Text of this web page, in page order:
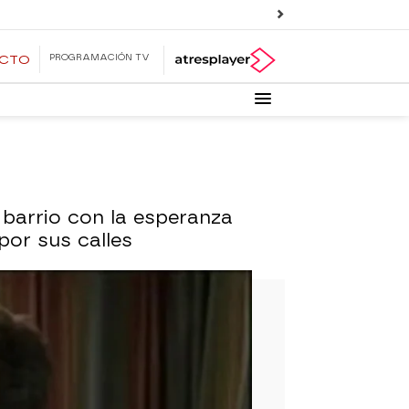
PROGRAMACIÓN TV
con la esperanza
sus calles